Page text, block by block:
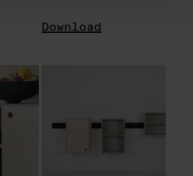
Download